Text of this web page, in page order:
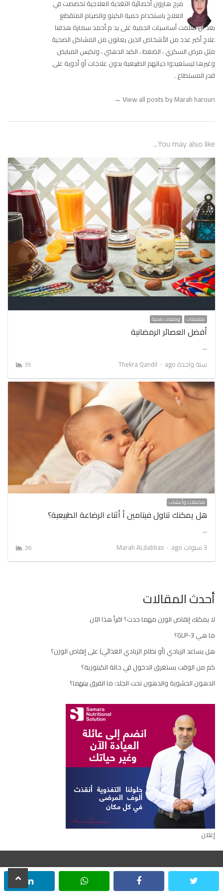
twitter
whatsapp
مرح هارون أخصائية التغذية العلاجية تخصصت في
العلاج باستخدام حمية الكيتو والصيام المتقطع
بعد أن تعلمت أساسيات الحمية على يد م.أحمد سمارة هدفنا
علاج أكبر عدد من الأشخاص الذين يعانون من المشاكل الصحية
مثل مرض السكري ، الضغط ، الكبد الدهني ، وتكيس المبايض
وغيرها ليستعيدوا حياتهم الطبيعية بدون علاجات أو أدوية على
قدر المستطاع .
View all posts by Marah haroun
→
You may also like...
متفرقات وصفات صحية
أفضل العصائر الرمضانية
…
سنة واحدة ago
Author
Thekra Qandil
35
مكملات وأعشاب
هل يمكنك تناول فيتامين أ أثناء الرضاعة الطبيعية؟
…
3 سنوات ago
Author
Marah ALdabbas
36
أحدث المقالات
لا يمكنك إنقاص الوزن مهما حدث؟ اقرأ هذا الآن
ما هي GLP-3؟
هل يساعد الزبادي (أو نظام الزبادي الغذائي) على إنقاص الوزن؟
كم من الوقت يستغرق الدخول في حالة الكيتوزية؟
الدهون الحشوية والدهون تحت الجلد: ما الفرق بينهما؟
إعلان
جميع الحقوق محفوظة © ٢٠٢٢
scroll
to